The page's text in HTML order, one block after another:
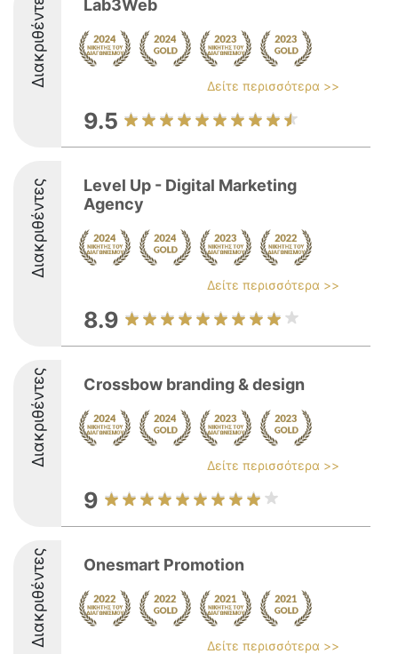
Διακριθέντες Lab3Web
Δείτε περισσότερα >>
9.5
Διακριθέντες
Level Up - Digital Marketing
Agency
Δείτε περισσότερα >>
8.9
Διακριθέντες Crossbow branding & design
Δείτε περισσότερα >>
9
Διακριθέντες Onesmart Promotion
Δείτε περισσότερα >>